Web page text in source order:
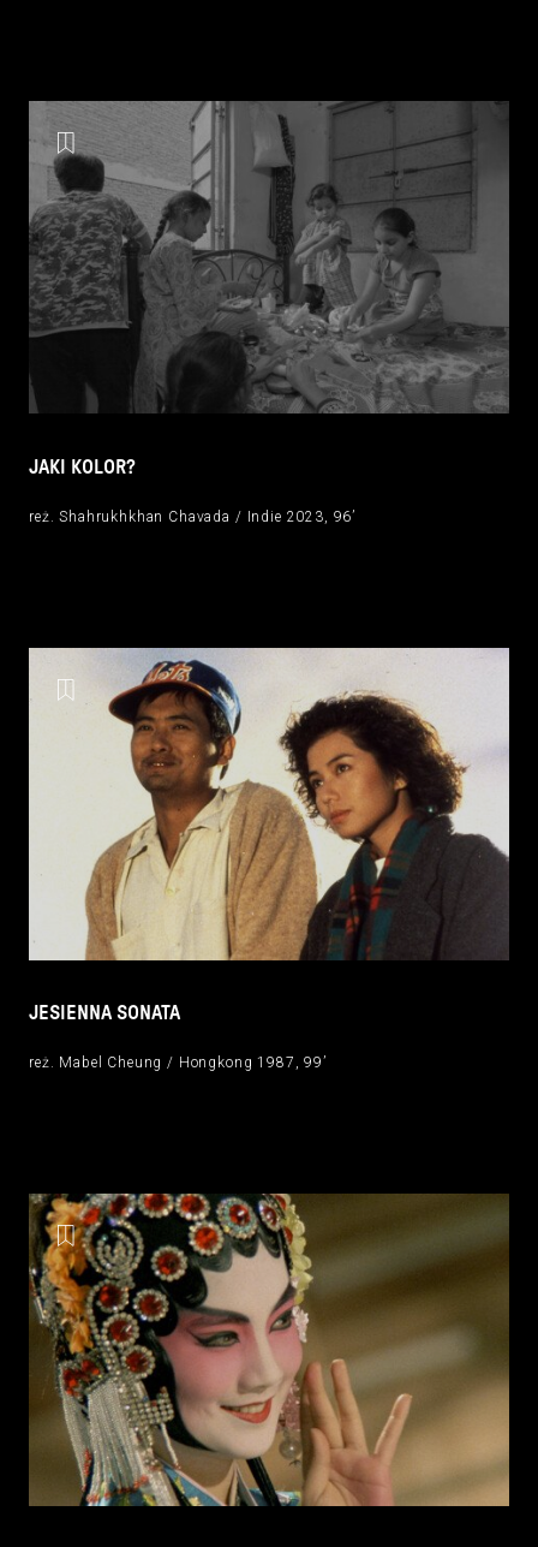
JAKI KOLOR?
reż. Shahrukhkhan Chavada / Indie 2023, 96’
JESIENNA SONATA
reż. Mabel Cheung / Hongkong 1987, 99’